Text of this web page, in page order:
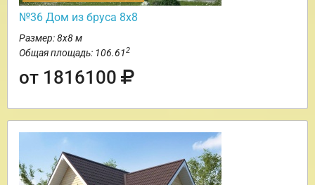
№36 Дом из бруса 8х8
Размер: 8х8 м
Общая площадь: 106.612
от 1816100